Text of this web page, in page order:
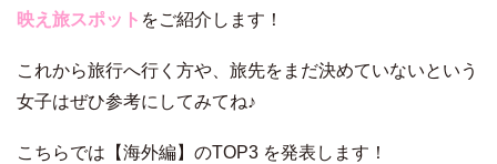
映え旅スポット をご紹介します！
これから旅行へ行く方や、旅先をまだ決めていないという
女子はぜひ参考にしてみてね♪
こちらでは【海外編】のTOP3 を発表します！